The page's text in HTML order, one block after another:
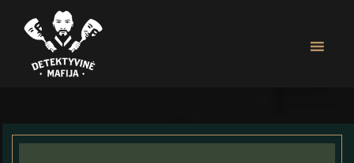
content
RENGINIAMS